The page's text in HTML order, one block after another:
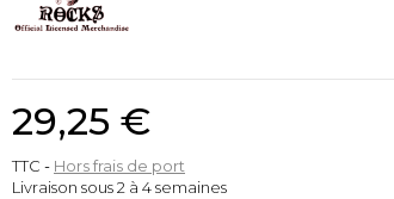
29,25 €
TTC
Hors frais de port
Livraison sous 2 à 4 semaines